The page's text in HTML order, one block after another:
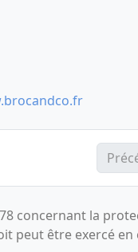
concernant la
peut être exercé